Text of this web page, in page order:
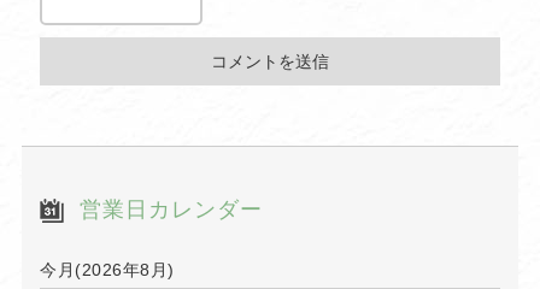
営業日カレンダー
今月(2026年8月)